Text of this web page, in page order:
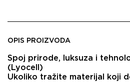
OPIS PROIZVODA
Spoj prirode, luksuza i
(Lyocell)
Ukoliko tražite materijal koji